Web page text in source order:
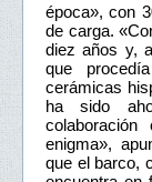
época», con
de carga.
diez años y,
que
cerámicas
ha sido
enigma»,
que el barco,